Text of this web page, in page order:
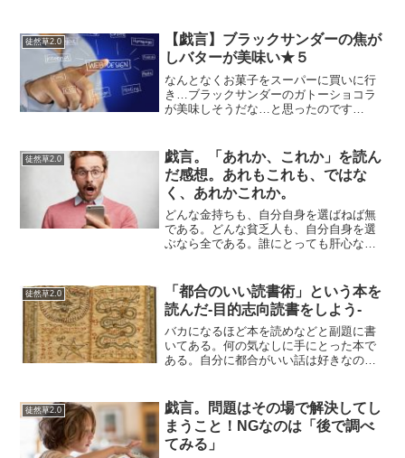
べてみる。wikipediaによるとステューシ
ーとは、ボー...
徒然草2.0
【戯言】ブラックサンダーの焦が
しバターが美味い★５
なんとなくお菓子をスーパーに買いに行
き…ブラックサンダーのガトーショコラ
が美味しそうだな…と思ったのです
（汗）あれ、これは私の判断が誤ってい
るのかもしれない。自分はガトーシ...
徒然草2.0
戯言。「あれか、これか」を読ん
だ感想。あれもこれも、ではな
く、あれかこれか。
どんな金持ちも、自分自身を選ばねば無
である。どんな貧乏人も、自分自身を選
ぶなら全である。誰にとっても肝心なの
ーレン＝オーヴィユエ＝キエルケゴール
『あれか、これか』ふと東洋...
徒然草2.0
「都合のいい読書術」という本を
読んだ-目的志向読書をしよう-
バカになるほど本を読めなどと副題に書
いてある。何の気なしに手にとった本で
ある。自分に都合がいい話は好きなので
社が儲かる本で有名なコピーライターだ
ということが頭に過った。...
徒然草2.0
戯言。問題はその場で解決してし
まうこと！NGなのは「後で調べ
てみる」